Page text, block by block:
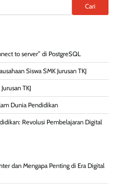
Cari
to server” di PostgreSQL
Siswa SMK Jurusan TKJ
TKJ
Dunia Pendidikan
Revolusi Pembelajaran Digital
dan Mengapa Penting di Era Digital